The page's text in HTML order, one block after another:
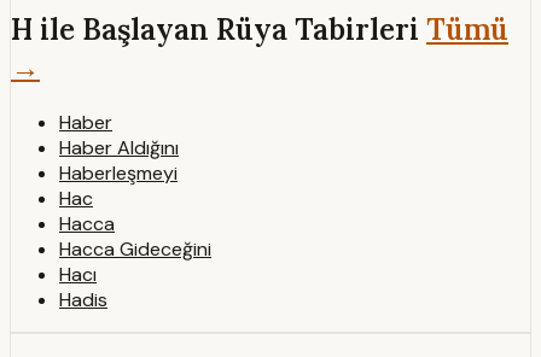
H ile Başlayan Rüya Tabirleri Tümü
→
Haber
Haber Aldığını
Haberleşmeyi
Hac
Hacca
Hacca Gideceğini
Hacı
Hadis